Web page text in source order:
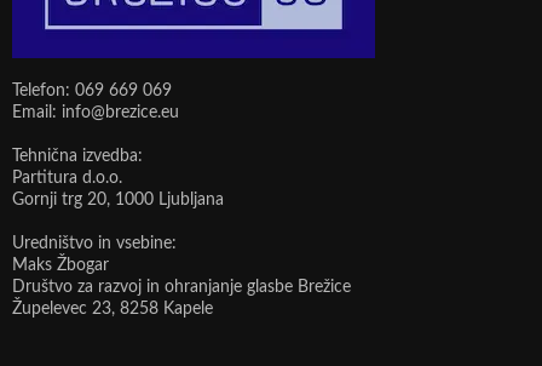
Telefon: 069 669 069
Email: info@brezice.eu
Tehnična izvedba:
Partitura d.o.o.
Gornji trg 20, 1000 Ljubljana
Uredništvo in vsebine:
Maks Žbogar
Društvo za razvoj in ohranjanje glasbe Brežice
Župelevec 23, 8258 Kapele